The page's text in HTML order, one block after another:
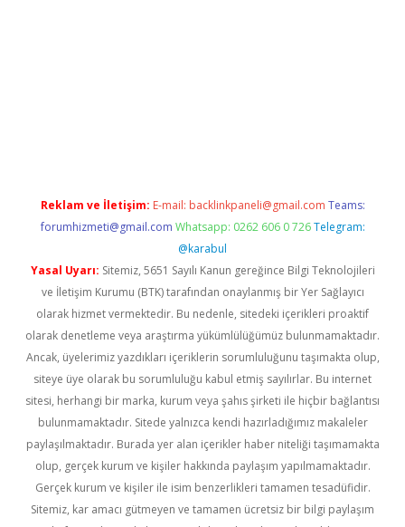
Reklam ve İletişim: E-mail: backlinkpaneli@gmail.com Teams:
forumhizmeti@gmail.com Whatsapp: 0262 606 0 726 Telegram:
@karabul
Yasal Uyarı: Sitemiz, 5651 Sayılı Kanun gereğince Bilgi Teknolojileri
ve İletişim Kurumu (BTK) tarafından onaylanmış bir Yer Sağlayıcı
olarak hizmet vermektedir. Bu nedenle, sitedeki içerikleri proaktif
olarak denetleme veya araştırma yükümlülüğümüz bulunmamaktadır.
Ancak, üyelerimiz yazdıkları içeriklerin sorumluluğunu taşımakta olup,
siteye üye olarak bu sorumluluğu kabul etmiş sayılırlar. Bu internet
sitesi, herhangi bir marka, kurum veya şahıs şirketi ile hiçbir bağlantısı
bulunmamaktadır. Sitede yalnızca kendi hazırladığımız makaleler
paylaşılmaktadır. Burada yer alan içerikler haber niteliği taşımamakta
olup, gerçek kurum ve kişiler hakkında paylaşım yapılmamaktadır.
Gerçek kurum ve kişiler ile isim benzerlikleri tamamen tesadüfidir.
Sitemiz, kar amacı gütmeyen ve tamamen ücretsiz bir bilgi paylaşım